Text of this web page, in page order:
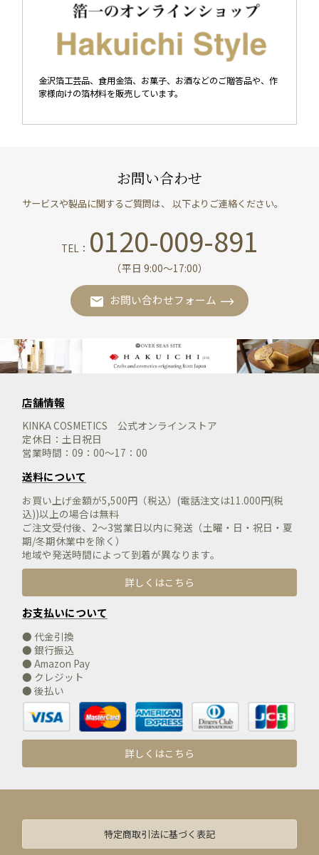
金沢箔工芸品、食用金箔、お菓子、お酒などのご贈答品や、作
家様向けの箔材料を販売しています。
お問い合わせ
サービスや製品に関するご質問は、 以下よりご連絡ください。
TEL： 0120-009-891
（平日 9:00〜17:00）
お問い合わせフォーム
店舗情報
KINKA COSMETICS 公式オンラインストア
定休日：土日祝日
営業時間：09：00～17：00
送料について
お買い上げ金額が5,500円（税込）(電話注文は11.000円(税
込))以上の場合は無料
ご注文受付後、2～3営業日以内に発送（土曜・日・祝日・夏
期/冬期休業中を除く）
地域や発送時間によって到着が異なります。
詳しくはこちら
お支払いについて
● 代金引換
● 銀行振込
● Amazon Pay
● クレジット
● 後払い
詳しくはこちら
特定商取引法に基づく表記